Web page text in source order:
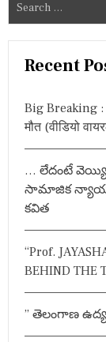
a
Recent
Big Breaking :
मौत (वीडियो
… లేదంటే వెయ్యి
సామాజిక న్యాయ
కవిత
“Prof.
BEHIND THE
” తెలంగాణ